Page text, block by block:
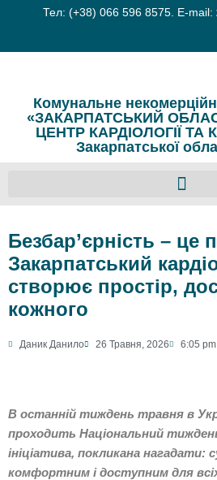
Тел: (+38) 066 596 8575. E-mail:
Комунальне
«ЗАКАРПАТСЬКИЙ
ЦЕНТР КАРДІОЛОГІЇ ТА
Закарпатської
Безбар’єрність – це
Закарпатський
створює простір,
кожного
Даник Данило 26 Травня, 2026 6:05 pm
В останній тиждень травня в
проходить Національний
ініціатива, покликана нагадати:
комфортним і доступним для